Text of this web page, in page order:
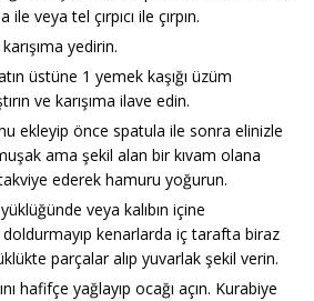
veya tel çırpıcı ile çırpın.
yedirin.
üstüne 1 yemek kaşığı üzüm
ve karışıma ilave edin.
ekleyip önce spatula ile sonra elinizle
ama şekil alan bir kıvam olana
ederek hamuru yoğurun.
veya kalıbın içine
kenarlarda iç tarafta biraz
parçalar alıp yuvarlak şekil verin.
hafifçe yağlayıp ocağı açın. Kurabiye